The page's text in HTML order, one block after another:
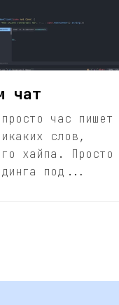
чат
час пишет
слов,
хайпа. Просто
под...